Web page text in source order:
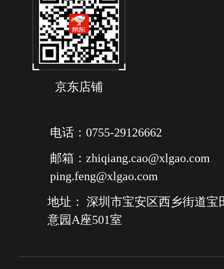
京东店铺
电话：0755-29126662
邮箱：zhiqiang.cao@xlgao.com
ping.feng@xlgao.com
地址： 深圳市宝安区西乡街道宝
意园A座501室